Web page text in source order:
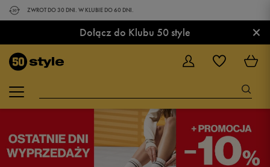
ZWROT DO 30 DNI. W KLUBIE DO 60 DNI.
Dołącz do Klubu 50 style ×